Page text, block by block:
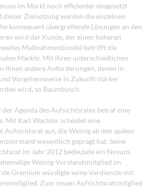
im Markt noch effizienter eingesetzt
dieser Zielsetzung werden die einzelnen
konsequent übergreifende Lösungen an den
wird der Kunde, der einen höheren
Maßnahmenbündel betrifft die
Märkte. Mit ihren unterschiedlichen
ihnen andere Anforderungen, denen in
Vorgehensweise in Zukunft stärker
wird, so Baumbusch.
Agenda des Aufsichtsrates betraf eine
Mit Karl Wachter scheidet eine
Aufsichtsrat aus, die Weinig ab den späten
wesentlich geprägt hat. Seine
im Jahr 2012 bedeutete ein Novum,
Weinig-Vorstandsmitglied im
Gremium würdigte seine Verdienste mit
Zum neuen Aufsichtsratsmitglied